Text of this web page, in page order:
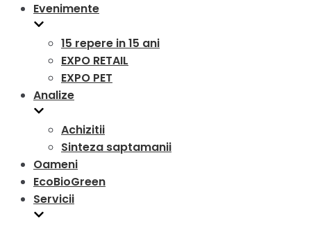
Evenimente
15 repere in 15 ani
EXPO RETAIL
EXPO PET
Analize
Achizitii
Sinteza saptamanii
Oameni
EcoBioGreen
Servicii